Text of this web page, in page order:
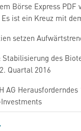
Börse Express PDF
Es ist ein Kreuz mit
setzen
Stabilisierung des
Quartal 2016
AG